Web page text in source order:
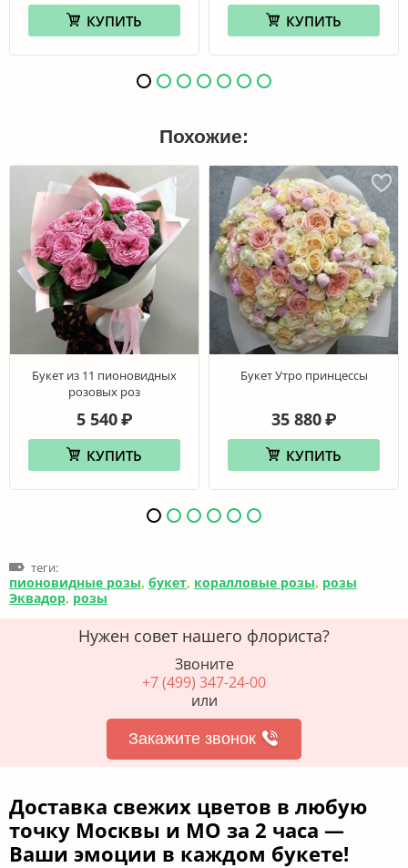
КУПИТЬ КУПИТЬ
Похожие:
Букет из 11 пионовидных
розовых роз
5 540 ₽
КУПИТЬ
Букет Утро принцессы
35 880 ₽
КУПИТЬ
теги:
пионовидные розы, букет, коралловые розы, розы
Эквадор, розы
Нужен совет нашего флориста?
Звоните
+7 (499) 347-24-00
или
Закажите звонок
Доставка свежих цветов в любую
точку Москвы и МО за 2 часа —
Ваши эмоции в каждом букете!